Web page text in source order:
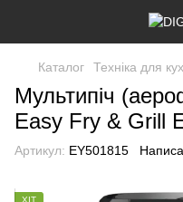
Каталог Техніка для
Мультипіч
Easy Fry & Grill
Артикул: EY501815
ХІТ